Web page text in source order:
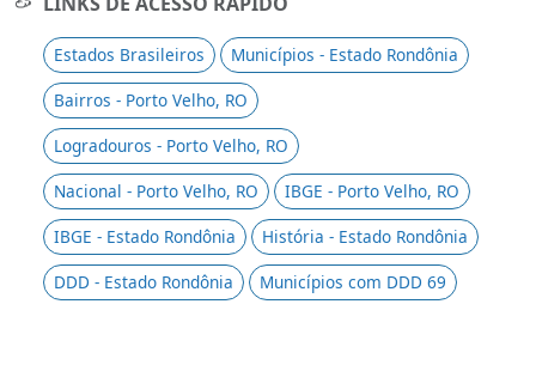
Estados Brasileiros
Municípios - Estado Rondônia
Bairros - Porto Velho, RO
Logradouros - Porto Velho, RO
Nacional - Porto Velho, RO
IBGE - Porto Velho, RO
IBGE - Estado Rondônia
História - Estado Rondônia
DDD - Estado Rondônia
Municípios com DDD 69